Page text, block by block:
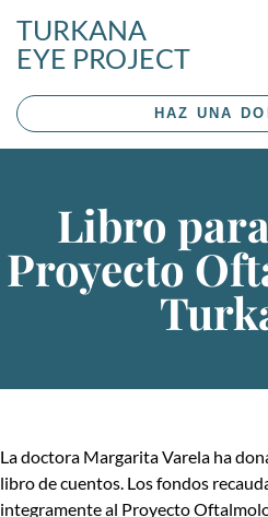
TURKANA
EYE PROJECT
HAZ UNA
Libro
Proyecto
La doctora Margarita Varela ha
libro de cuentos. Los fondos
integramente al Proyecto